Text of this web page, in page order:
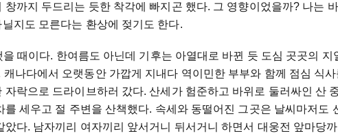
창까지 두드리는 듯한 착각에 빠지곤 했다. 그 영향이었을까? 나는
닐지도 모른다는 환상에 젖기도 한다.
을 때이다. 한여름도 아닌데 기후는 아열대로 바뀐 듯 도심 곳곳의 지
캐나다에서 오랫동안 가깝게 지내다 역이민한 부부와 함께 점심 식사
자락으로 드라이브하러 갔다.산세가 험준하고 바위로 둘러싸인 산
를 세우고 절 주변을 산책했다. 속세와 동떨어진 그곳은 날씨마저도
았다. 남자끼리 여자끼리 앞서거니 뒤서거니 하면서 대웅전 앞마당까